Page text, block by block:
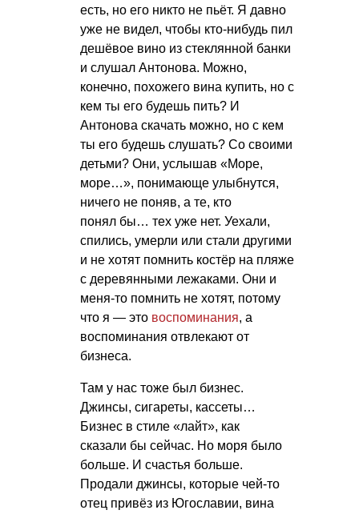
есть, но его никто не пьёт. Я давно
уже не видел, чтобы кто-нибудь пил
дешёвое вино из стеклянной банки
и слушал Антонова. Можно,
конечно, похожего вина купить, но с
кем ты его будешь пить? И
Антонова скачать можно, но с кем
ты его будешь слушать? Со своими
детьми? Они, услышав «Море,
море…», понимающе улыбнутся,
ничего не поняв, а те, кто
понял бы… тех уже нет. Уехали,
спились, умерли или стали другими
и не хотят помнить костёр на пляже
с деревянными лежаками. Они и
меня-то помнить не хотят, потому
что я — это воспоминания, а
воспоминания отвлекают от
бизнеса.
Там у нас тоже был бизнес.
Джинсы, сигареты, кассеты…
Бизнес в стиле «лайт», как
сказали бы сейчас. Но моря было
больше. И счастья больше.
Продали джинсы, которые чей-то
отец привёз из Югославии, вина